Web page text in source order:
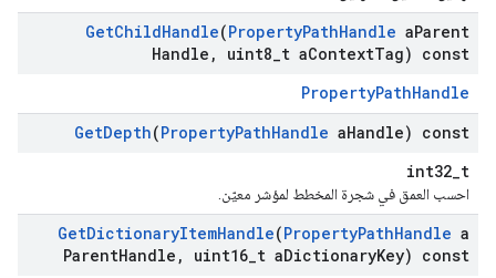
GetChildHandle(PropertyPathHandle aParent
Handle , uint8 t aContextTag) const
PropertyPathHandle
GetDepth(PropertyPathHandle aHandle) const
int32_t
احسب العمق في شجرة المخطط لمؤشر معيّن.
GetDictionaryItemHandle(PropertyPathHandle a
ParentHandle , uint16 t aDictionaryKey) const